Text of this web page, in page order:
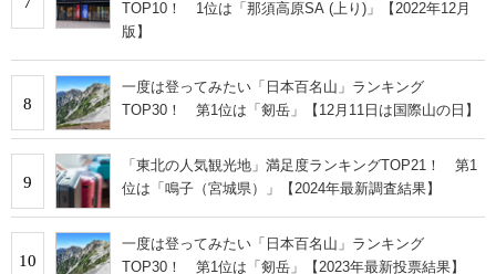
TOP10！ 1位は「那須高原SA (上り)」【2022年12月
版】
8
一度は登ってみたい「日本百名山」ランキング
TOP30！ 第1位は「剱岳」【12月11日は国際山の日】
9
「東北の人気観光地」満足度ランキングTOP21！ 第1
位は「鳴子（宮城県）」【2024年最新調査結果】
10
一度は登ってみたい「日本百名山」ランキング
TOP30！ 第1位は「剱岳」【2023年最新投票結果】